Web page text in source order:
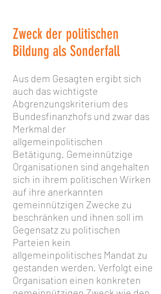
Zweck der politischen
Bildung als Sonderfall
Aus dem Gesagten ergibt sich
auch das wichtigste
Abgrenzungskriterium des
Bundesfinanzhofs und zwar das
Merkmal der
allgemeinpolitischen
Betätigung. Gemeinnützige
Organisationen sind angehalten
sich in ihrem politischen Wirken
auf ihre anerkannten
gemeinnützigen Zwecke zu
beschränken und ihnen soll im
Gegensatz zu politischen
Parteien kein
allgemeinpolitisches Mandat zu
gestanden werden. Verfolgt eine
Organisation einen konkreten